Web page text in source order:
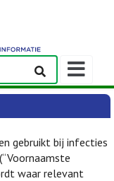
gebruikt bij infecties
waar relevant